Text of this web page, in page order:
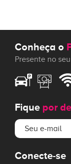
Conheça o
Presente no
Fique por
Conecte-se